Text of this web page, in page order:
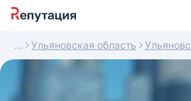
Ульяновская область